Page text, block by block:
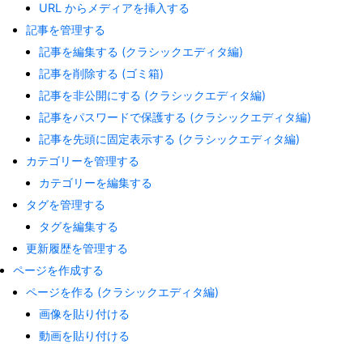
URL からメディアを挿入する
記事を管理する
記事を編集する (クラシックエディタ編)
記事を削除する (ゴミ箱)
記事を非公開にする (クラシックエディタ編)
記事をパスワードで保護する (クラシックエディタ編)
記事を先頭に固定表示する (クラシックエディタ編)
カテゴリーを管理する
カテゴリーを編集する
タグを管理する
タグを編集する
更新履歴を管理する
ページを作成する
ページを作る (クラシックエディタ編)
画像を貼り付ける
動画を貼り付ける